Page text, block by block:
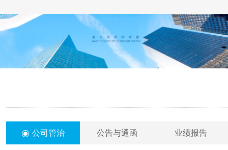
公司管治 公告与通函 业绩报告